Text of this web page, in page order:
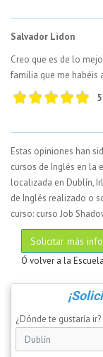
Salvador Lidon
Creo que es de lo
familia que me habéis
Estas opiniones han
cursos de Inglés en la
localizada en Dublín,
de Inglés realizado o
curso: curso Job
Solicitar más
Ó volver a la Escuela
¿Dónde te gustaría ir?